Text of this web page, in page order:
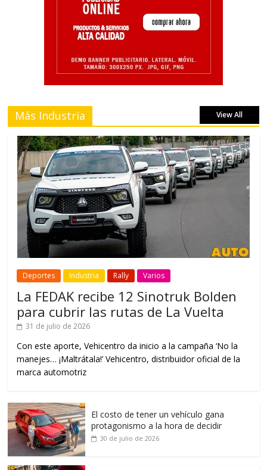
Más Industria View All
Deportes Industria Rally Varios
La FEDAK recibe 12 Sinotruk Bolden
para cubrir las rutas de La Vuelta
31 de julio de 2026
Con este aporte, Vehicentro da inicio a la campaña ‘No la
manejes… ¡Maltrátala!’ Vehicentro, distribuidor oficial de la
marca automotriz
El costo de tener un vehículo gana
protagonismo a la hora de decidir
30 de julio de 2026